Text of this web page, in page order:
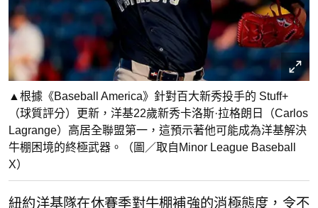
▲根據《Baseball America》針對百大新秀投手的 Stuff+
（球質評分）更新，洋基22歲新秀卡洛斯·拉格朗日（Carlos
Lagrange）高居全聯盟第一，這預示著他可能成為洋基解決
牛棚困境的終極武器。（圖／取自Minor League Baseball
X）
紐約洋基隊在休賽季對牛棚補強的消極態度，令不